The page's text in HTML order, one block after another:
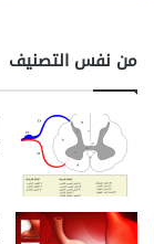
من نفس التصنيف